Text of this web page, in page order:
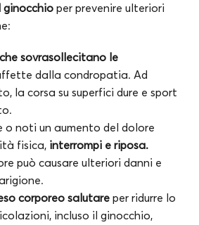
per prevenire ulteriori
sovrasollecitano le
dalla condropatia. Ad
la corsa su superfici dure e sport
o noti un aumento del dolore
fisica, interrompi e riposa.
può causare ulteriori danni e
corporeo salutare per ridurre lo
incluso il ginocchio,